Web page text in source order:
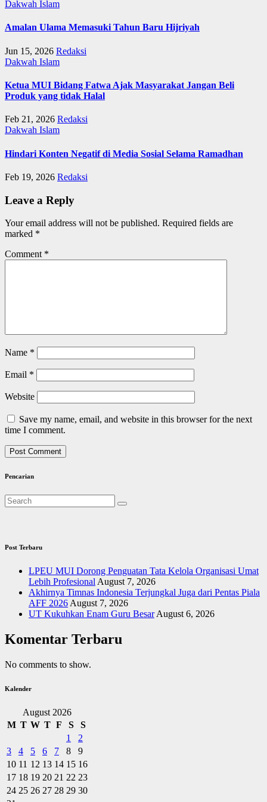
Dakwah Islam
Amalan Ulama Memasuki Tahun Baru Hijriyah
Jun 15, 2026 Redaksi
Dakwah Islam
Ketua MUI Bidang Fatwa Ajak Masyarakat Jangan Beli
Produk yang tidak Halal
Feb 21, 2026 Redaksi
Dakwah Islam
Hindari Konten Negatif di Media Sosial Selama Ramadhan
Feb 19, 2026 Redaksi
Leave a Reply
Your email address will not be published. Required fields are
marked *
Comment *
Name *
Email *
Website
Save my name, email, and website in this browser for the next
time I comment.
Pencarian
Post Terbaru
LPEU MUI Dorong Penguatan Tata Kelola Organisasi Umat
Lebih Profesional August 7, 2026
Akhirnya Timnas Indonesia Terjungkal Juga dari Pentas Piala
AFF 2026 August 7, 2026
UT Kukuhkan Enam Guru Besar August 6, 2026
Komentar Terbaru
No comments to show.
Kalender
August 2026
M T W T F S
S
1
2
3
4 5 6 7 8
9
10 11 12 13 14 15 16
17 18 19 20 21 22 23
24 25 26 27 28 29 30